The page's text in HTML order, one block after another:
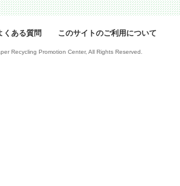
くある質問 このサイトのご利用について
Recycling Promotion Center, All Rights Reserved.